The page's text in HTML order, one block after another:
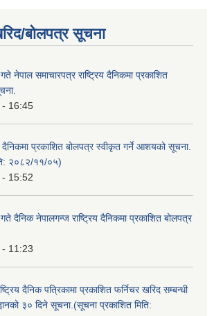
बोलपत्र सूचना
नेपाल समाचारपत्र राष्ट्रिय दैनिकमा प्रकाशित
16:45
दैनिकमा प्रकाशित बोलपत्र स्वीकृत गर्ने आशयको सूचना.
२०८२/११/०५)
15:52
दैनिक नेपालगन्ज राष्ट्रिय दैनिकमा प्रकाशित बोलपत्र
11:23
दैनिक पत्रिकामा प्रकाशित फर्निचर खरिद सम्बन्धी
३० दिने सूचना.(सूचना प्रकाशित मिति: